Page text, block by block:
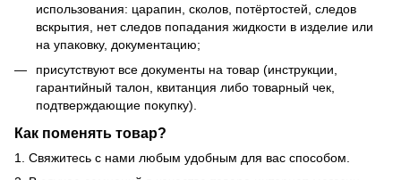
использования: царапин, сколов, потёртостей, следов
вскрытия, нет следов попадания жидкости в изделие или
на упаковку, документацию;
присутствуют все документы на товар (инструкции,
гарантийный талон, квитанция либо товарный чек,
подтверждающие покупку).
Как поменять товар?
1. Свяжитесь с нами любым удобным для вас способом.